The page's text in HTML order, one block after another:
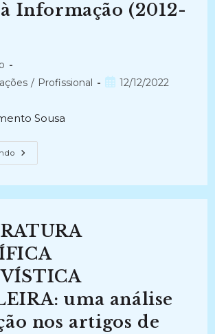
à Informação (2012-
/ Profissional
Post12/12/2022
Sousa
FUNÇÕES
ARQUIVÍSTICAS:
Cumprimento
De
Acesso
À
Informação
(2012-
2013)
uma análise
nos artigos de